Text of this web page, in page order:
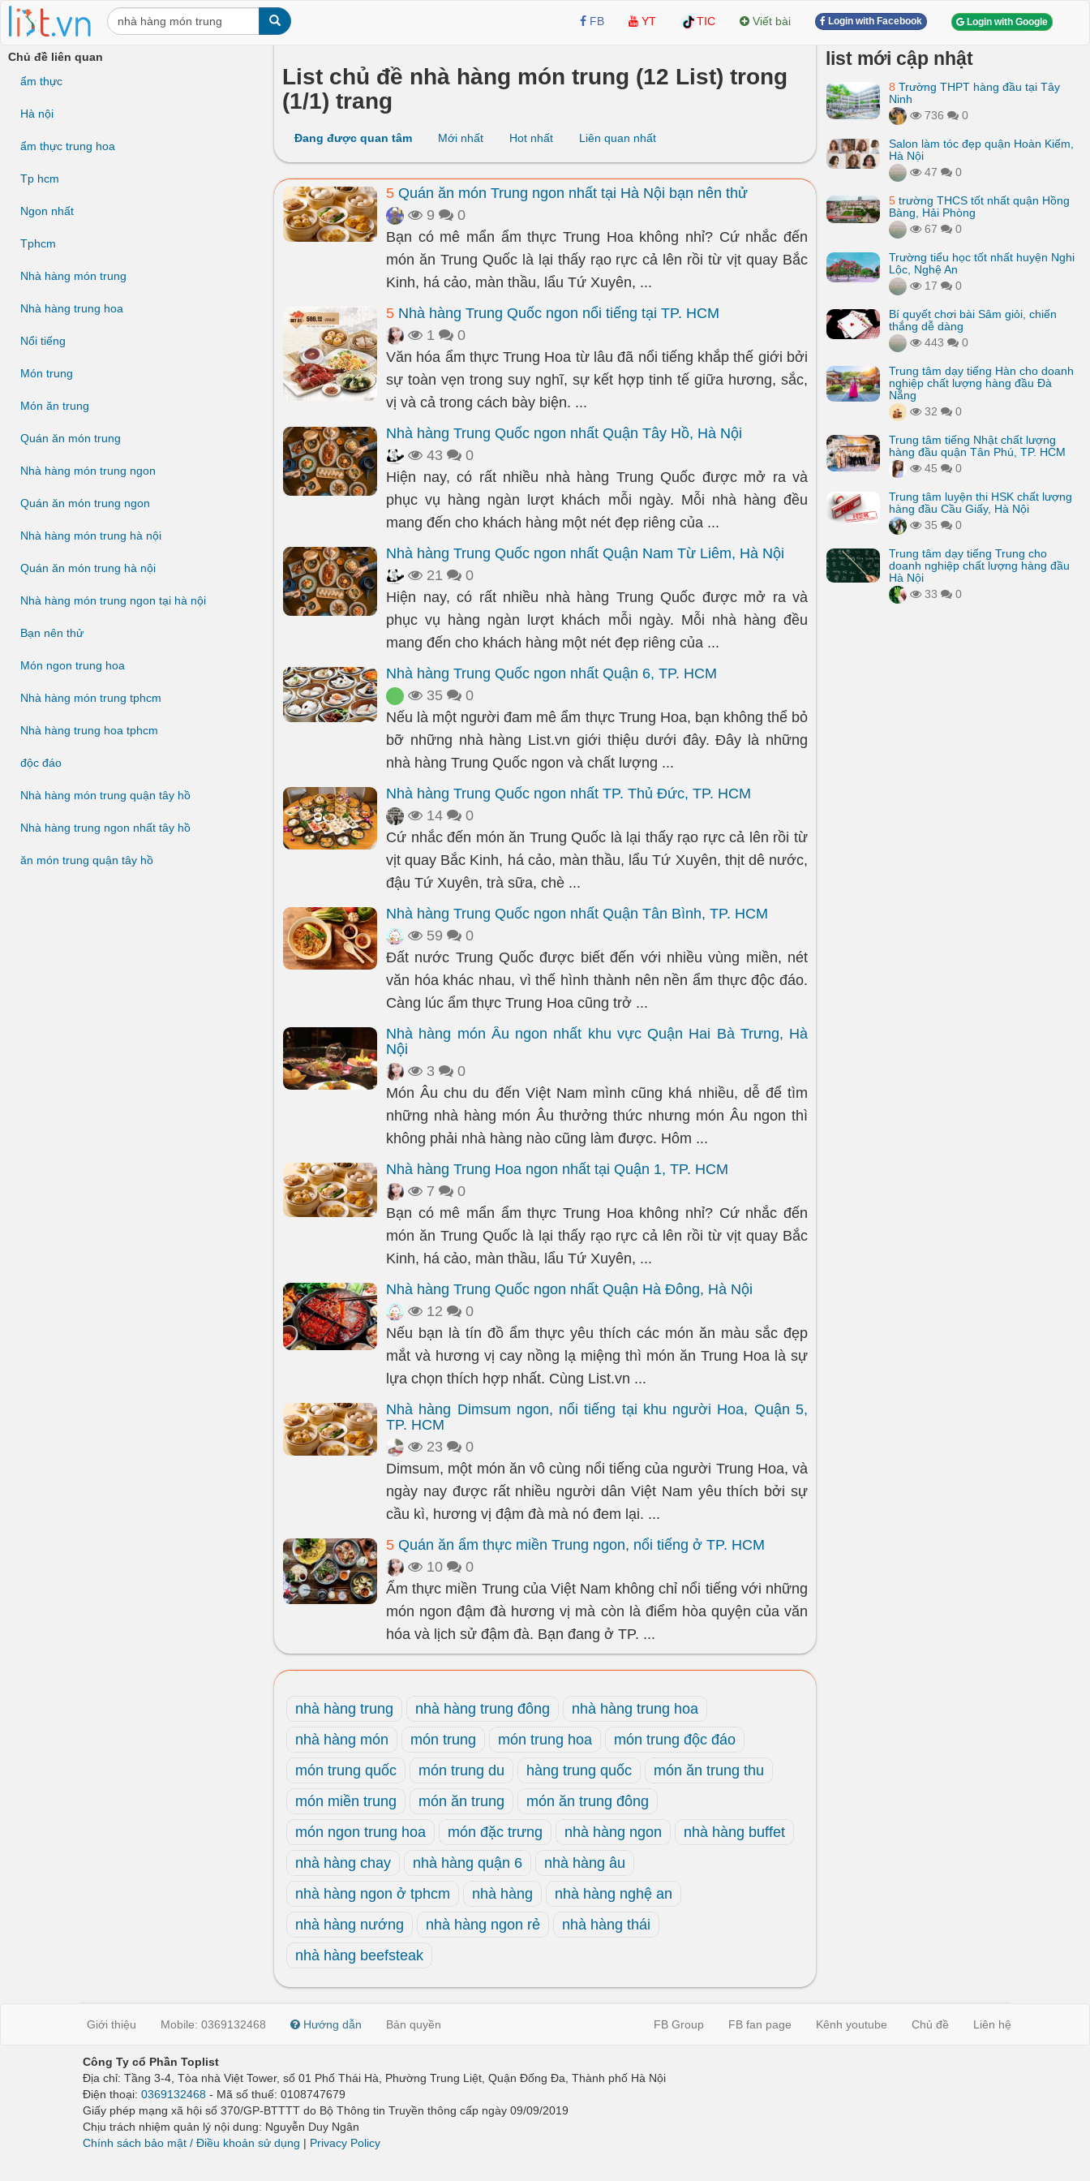
FB YT TIC Viết bài Login with Facebook Login with Google
Chủ đề liên quan
ẩm thực
Hà nội
ẩm thực trung hoa
Tp hcm
Ngon nhất
Tphcm
Nhà hàng món trung
Nhà hàng trung hoa
Nổi tiếng
Món trung
Món ăn trung
Quán ăn món trung
Nhà hàng món trung ngon
Quán ăn món trung ngon
Nhà hàng món trung hà nội
Quán ăn món trung hà nội
Nhà hàng món trung ngon tại hà nội
Bạn nên thử
Món ngon trung hoa
Nhà hàng món trung tphcm
Nhà hàng trung hoa tphcm
độc đáo
Nhà hàng món trung quận tây hồ
Nhà hàng trung ngon nhất tây hồ
ăn món trung quận tây hồ
List chủ đề nhà hàng món trung (12 List) trong
(1/1) trang
Đang được quan tâm Mới nhất Hot nhất Liên quan nhất
5 Quán ăn món Trung ngon nhất tại Hà Nội bạn nên thử
9
0
Bạn có mê mẩn ẩm thực Trung Hoa không nhỉ? Cứ nhắc đến
món ăn Trung Quốc là lại thấy rạo rực cả lên rồi từ vịt quay Bắc
Kinh, há cảo, màn thầu, lẩu Tứ Xuyên, ...
5 Nhà hàng Trung Quốc ngon nổi tiếng tại TP. HCM
1
0
Văn hóa ẩm thực Trung Hoa từ lâu đã nổi tiếng khắp thế giới bởi
sự toàn vẹn trong suy nghĩ, sự kết hợp tinh tế giữa hương, sắc,
vị và cả trong cách bày biện. ...
Nhà hàng Trung Quốc ngon nhất Quận Tây Hồ, Hà Nội
43
0
Hiện nay, có rất nhiều nhà hàng Trung Quốc được mở ra và
phục vụ hàng ngàn lượt khách mỗi ngày. Mỗi nhà hàng đều
mang đến cho khách hàng một nét đẹp riêng của ...
Nhà hàng Trung Quốc ngon nhất Quận Nam Từ Liêm, Hà Nội
21
0
Hiện nay, có rất nhiều nhà hàng Trung Quốc được mở ra và
phục vụ hàng ngàn lượt khách mỗi ngày. Mỗi nhà hàng đều
mang đến cho khách hàng một nét đẹp riêng của ...
Nhà hàng Trung Quốc ngon nhất Quận 6, TP. HCM
35
0
Nếu là một người đam mê ẩm thực Trung Hoa, bạn không thể bỏ
bỡ những nhà hàng List.vn giới thiệu dưới đây. Đây là những
nhà hàng Trung Quốc ngon và chất lượng ...
Nhà hàng Trung Quốc ngon nhất TP. Thủ Đức, TP. HCM
14
0
Cứ nhắc đến món ăn Trung Quốc là lại thấy rạo rực cả lên rồi từ
vịt quay Bắc Kinh, há cảo, màn thầu, lẩu Tứ Xuyên, thịt dê nước,
đậu Tứ Xuyên, trà sữa, chè ...
Nhà hàng Trung Quốc ngon nhất Quận Tân Bình, TP. HCM
59
0
Đất nước Trung Quốc được biết đến với nhiều vùng miền, nét
văn hóa khác nhau, vì thế hình thành nên nền ẩm thực độc đáo.
Càng lúc ẩm thực Trung Hoa cũng trở ...
Nhà hàng món Âu ngon nhất khu vực Quận Hai Bà Trưng, Hà
Nội
3
0
Món Âu chu du đến Việt Nam mình cũng khá nhiều, dễ để tìm
những nhà hàng món Âu thưởng thức nhưng món Âu ngon thì
không phải nhà hàng nào cũng làm được. Hôm ...
Nhà hàng Trung Hoa ngon nhất tại Quận 1, TP. HCM
7
0
Bạn có mê mẩn ẩm thực Trung Hoa không nhỉ? Cứ nhắc đến
món ăn Trung Quốc là lại thấy rạo rực cả lên rồi từ vịt quay Bắc
Kinh, há cảo, màn thầu, lẩu Tứ Xuyên, ...
Nhà hàng Trung Quốc ngon nhất Quận Hà Đông, Hà Nội
12
0
Nếu bạn là tín đồ ẩm thực yêu thích các món ăn màu sắc đẹp
mắt và hương vị cay nồng lạ miệng thì món ăn Trung Hoa là sự
lựa chọn thích hợp nhất. Cùng List.vn ...
Nhà hàng Dimsum ngon, nổi tiếng tại khu người Hoa, Quận 5,
TP. HCM
23
0
Dimsum, một món ăn vô cùng nổi tiếng của người Trung Hoa, và
ngày nay được rất nhiều người dân Việt Nam yêu thích bởi sự
cầu kì, hương vị đậm đà mà nó đem lại. ...
5 Quán ăn ẩm thực miền Trung ngon, nổi tiếng ở TP. HCM
10
0
Ẩm thực miền Trung của Việt Nam không chỉ nổi tiếng với những
món ngon đậm đà hương vị mà còn là điểm hòa quyện của văn
hóa và lịch sử đậm đà. Bạn đang ở TP. ...
nhà hàng trung nhà hàng trung đông
nhà hàng trung hoa
nhà hàng món
món trung món trung hoa
món trung độc đáo
món trung quốc
món trung du hàng trung quốc
món ăn trung thu
món miền trung
món ăn trung
món ăn trung đông
món ngon trung hoa
món đặc trưng nhà hàng ngon
nhà hàng buffet
nhà hàng chay
nhà hàng quận 6
nhà hàng âu
nhà hàng ngon ở tphcm
nhà hàng
nhà hàng nghệ an
nhà hàng nướng
nhà hàng ngon rẻ
nhà hàng thái
nhà hàng beefsteak
list mới cập nhật
8 Trường THPT hàng đầu tại Tây
Ninh
736
0
Salon làm tóc đẹp quận Hoàn Kiếm,
Hà Nội
47
0
5 trường THCS tốt nhất quận Hồng
Bàng, Hải Phòng
67
0
Trường tiểu học tốt nhất huyện Nghi
Lộc, Nghệ An
17
0
Bí quyết chơi bài Sâm giỏi, chiến
thắng dễ dàng
443
0
Trung tâm dạy tiếng Hàn cho doanh
nghiệp chất lượng hàng đầu Đà
Nẵng
32
0
Trung tâm tiếng Nhật chất lượng
hàng đầu quận Tân Phú, TP. HCM
45
0
Trung tâm luyện thi HSK chất lượng
hàng đầu Cầu Giấy, Hà Nội
35
0
Trung tâm dạy tiếng Trung cho
doanh nghiệp chất lượng hàng đầu
Hà Nội
33
0
Giới thiệu Mobile: 0369132468 Hướng dẫn Bản quyền FB Group FB fan page Kênh youtube Chủ đề Liên hệ
Công Ty cổ Phần Toplist
Địa chỉ: Tầng 3-4, Tòa nhà Việt Tower, số 01 Phố Thái Hà, Phường Trung Liệt, Quận Đống Đa, Thành phố Hà Nội
Điện thoại: 0369132468 - Mã số thuế: 0108747679
Giấy phép mạng xã hội số 370/GP-BTTTT do Bộ Thông tin Truyền thông cấp ngày 09/09/2019
Chịu trách nhiệm quản lý nội dung: Nguyễn Duy Ngân
Chính sách bảo mật / Điều khoản sử dụng | Privacy Policy